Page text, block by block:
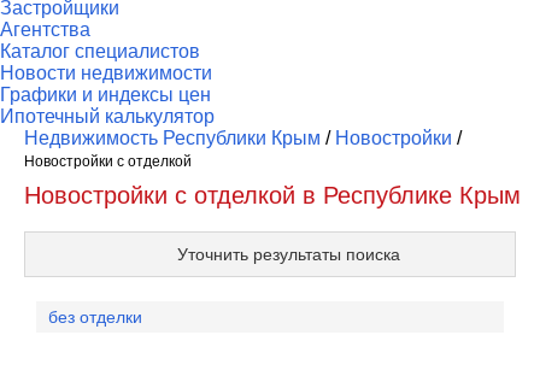
Застройщики
Агентства
Каталог специалистов
Новости недвижимости
Графики и индексы цен
Ипотечный калькулятор
Недвижимость Республики Крым / Новостройки /
Новостройки c отделкой
Новостройки c отделкой в Республике Крым
Уточнить результаты поиска
без отделки